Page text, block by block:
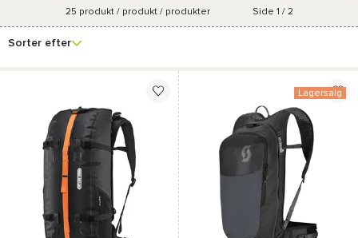
Mærke Pris Forfremmelsesprocent
Farve
flere
25 produkt / produkt / produkter Side 1 / 2
Sorter efter
Lagersalg